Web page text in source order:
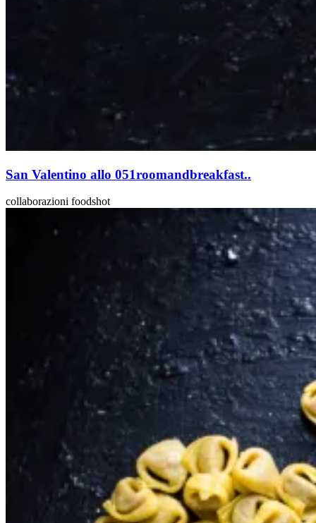
San Valentino allo 051roomandbreakfast..
collaborazioni foodshot